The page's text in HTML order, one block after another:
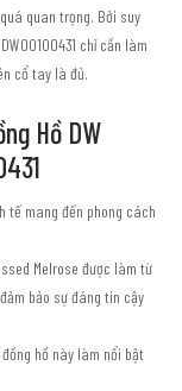
quan trọng. Bởi suy
chỉ cần làm
cổ tay là đủ.
Hồ DW
tế mang đến phong cách
Melrose được làm từ
bảo sự đáng tin cậy
hồ này làm nổi bật